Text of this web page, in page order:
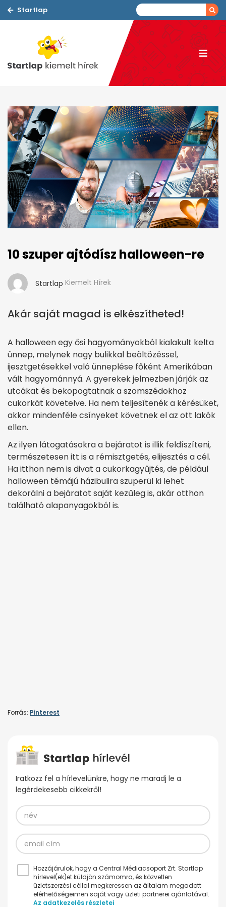
Startlap
10 szuper ajtódísz halloween-re
Startlap Kiemelt Hírek
Akár saját magad is elkészítheted!
A halloween egy ősi hagyományokból kialakult kelta
ünnep, melynek nagy bulikkal beöltözéssel,
ijesztgetésekkel való ünneplése főként Amerikában
vált hagyománnyá. A gyerekek jelmezben járják az
utcákat és bekopogtatnak a szomszédokhoz
cukorkát követelve. Ha nem teljesítenék a kérésüket,
akkor mindenféle csínyeket követnek el az ott lakók
ellen.
Az ilyen látogatásokra a bejáratot is illik feldíszíteni,
természetesen itt is a rémisztgetés, elijesztés a cél.
Ha itthon nem is divat a cukorkagyűjtés, de például
halloween témájú házibulira szuperül ki lehet
dekorálni a bejáratot saját kezűleg is, akár otthon
található alapanyagokból is.
Forrás: Pinterest
Iratkozz fel a hírlevelünkre, hogy ne maradj le a
legérdekesebb cikkekről!
Hozzájárulok, hogy a Central Médiacsoport Zrt. Startlap
hírlevel(ek)et küldjön számomra, és közvetlen
üzletszerzési céllal megkeressen az általam megadott
elérhetőségeimen saját vagy üzleti partnerei ajánlatával.
Az adatkezelés részletei